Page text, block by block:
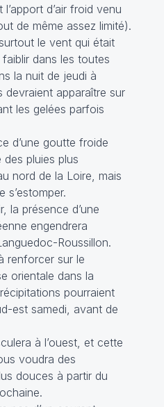
d’air froid venu
de même assez limité).
le vent qui était
dans les toutes
la nuit de jeudi à
devraient apparaître sur
les gelées parfois
d’une goutte froide
des pluies plus
nord de la Loire, mais
s’estomper.
la présence d’une
engendrera
Roussillon.
renforcer sur le
orientale dans la
pourraient
est samedi, avant de
à l’ouest, et cette
voudra des
douces à partir du